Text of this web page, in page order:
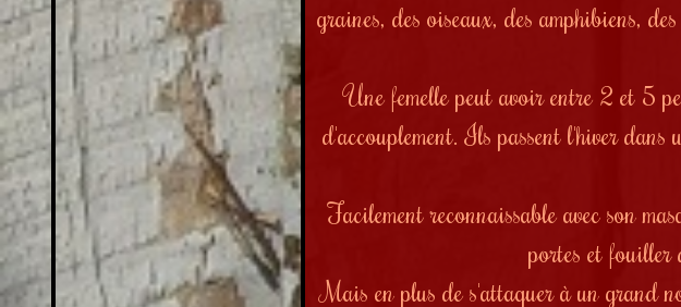
graines, des oiseaux, des amphibiens,
Une femelle peut avoir entre 2 et 5
d'accouplement. Ils passent l'hiver
Facilement reconnaissable avec son
portes et fouiller
Mais en plus de s'attaquer à un grand